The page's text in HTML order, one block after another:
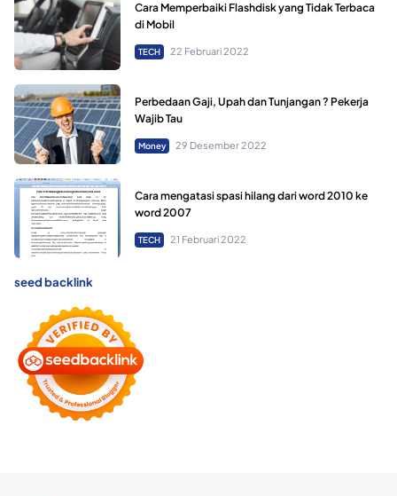
Cara Memperbaiki Flashdisk yang Tidak Terbaca
di Mobil
TECH 22 Februari 2022
Perbedaan Gaji, Upah dan Tunjangan ? Pekerja
Wajib Tau
Money 29 Desember 2022
Cara mengatasi spasi hilang dari word 2010 ke
word 2007
TECH 21 Februari 2022
seed backlink